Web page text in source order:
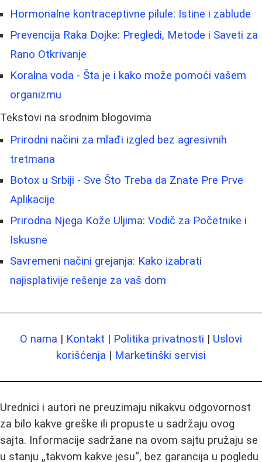
Hormonalne kontraceptivne pilule: Istine i zablude
Prevencija Raka Dojke: Pregledi, Metode i Saveti za
Rano Otkrivanje
Koralna voda - Šta je i kako može pomoći vašem
organizmu
Tekstovi na srodnim blogovima
Prirodni načini za mlađi izgled bez agresivnih
tretmana
Botox u Srbiji - Sve Što Treba da Znate Pre Prve
Aplikacije
Prirodna Njega Kože Uljima: Vodič za Početnike i
Iskusne
Savremeni načini grejanja: Kako izabrati
najisplativije rešenje za vaš dom
O nama | Kontakt | Politika privatnosti | Uslovi
korišćenja | Marketinški servisi
Urednici i autori ne preuzimaju nikakvu odgovornost
za bilo kakve greške ili propuste u sadržaju ovog
sajta. Informacije sadržane na ovom sajtu pružaju se
u stanju „takvom kakve jesu“, bez garancija u pogledu